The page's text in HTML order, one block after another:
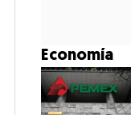
Economía